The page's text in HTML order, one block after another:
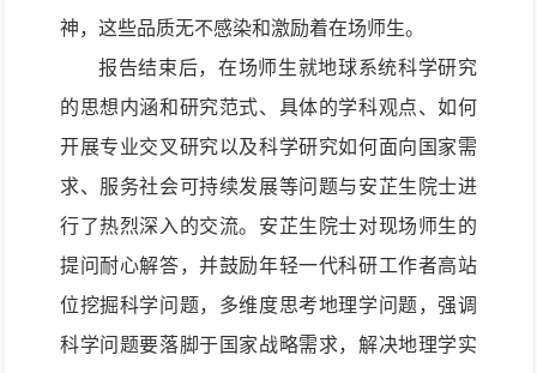
神，这些品质无不感染和激励着在场师生。
报告结束后，在场师生就地球系统科学研究
的思想内涵和研究范式、具体的学科观点、如何
开展专业交叉研究以及科学研究如何面向国家需
求、服务社会可持续发展等问题与安芷生院士进
行了热烈深入的交流。安芷生院士对现场师生的
提问耐心解答，并鼓励年轻一代科研工作者高站
位挖掘科学问题，多维度思考地理学问题，强调
科学问题要落脚于国家战略需求，解决地理学实